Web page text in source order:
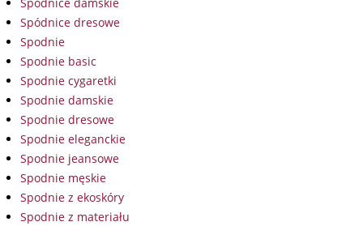
Spódnice dresowe
Spodnie
Spodnie basic
Spodnie cygaretki
Spodnie damskie
Spodnie dresowe
Spodnie eleganckie
Spodnie jeansowe
Spodnie męskie
Spodnie z ekoskóry
Spodnie z materiału